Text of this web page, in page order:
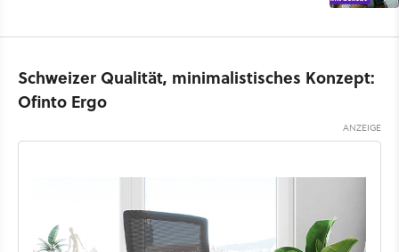
Schweizer Qualität, minimalistisches Konzept:
Ofinto Ergo